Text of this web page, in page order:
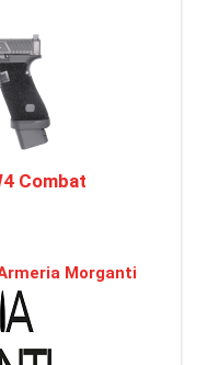
Combat
Morganti